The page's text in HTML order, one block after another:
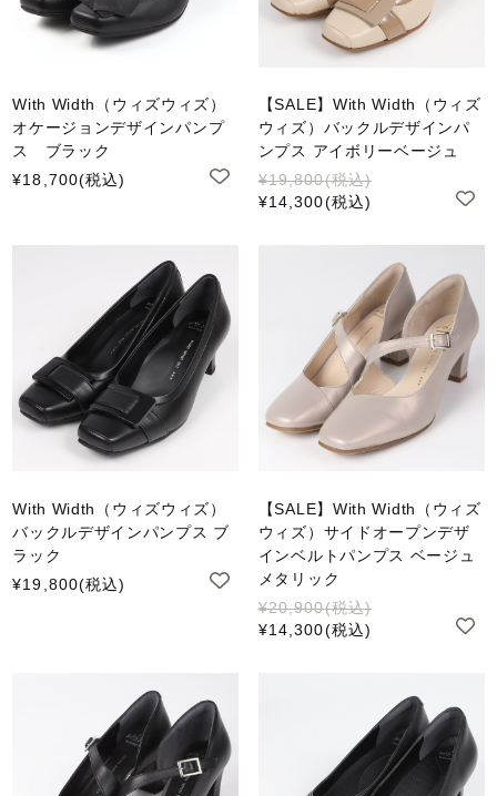
With Width（ウィズウィズ）
オケージョンデザインパンプ
ス ブラック
¥18,700(税込)
【SALE】With Width（ウィズ
ウィズ）バックルデザインパ
ンプス アイボリーベージュ
¥19,800(税込)
¥14,300(税込)
With Width（ウィズウィズ）
バックルデザインパンプス ブ
ラック
¥19,800(税込)
【SALE】With Width（ウィズ
ウィズ）サイドオープンデザ
インベルトパンプス ベージュ
メタリック
¥20,900(税込)
¥14,300(税込)